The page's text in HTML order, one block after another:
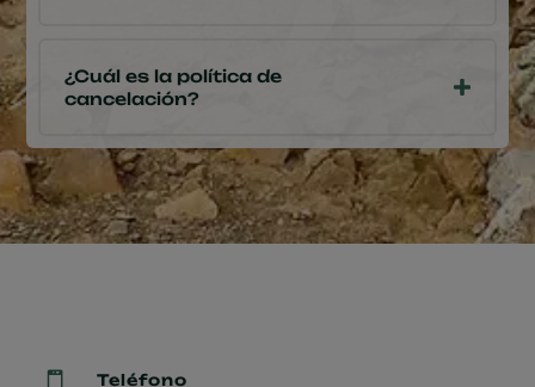
¿Cuál es la política de
cancelación?
Teléfono
Asistente virtual